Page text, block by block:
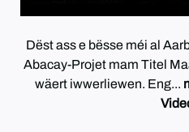
Dëst ass e bësse méi al
Abacay-Projet mam Titel
wäert iwwerliewen. Eng...